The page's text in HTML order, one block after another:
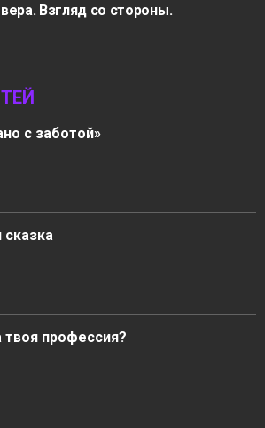
Взгляд со стороны.
с заботой»
сказка
твоя профессия?